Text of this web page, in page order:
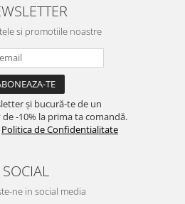
si promotiile noastre
și bucură-te de un
-10% la prima ta comandă.
Politica de Confidentialitate
SOCIAL
ne in social media